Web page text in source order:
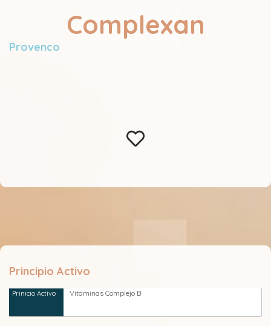
Complexan
Provenco
Principio Activo
Vitaminas Complejo B